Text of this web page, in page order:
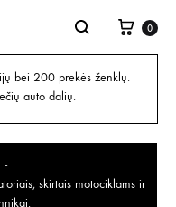
0
bei 200 prekės ženklų.
auto dalių.
skirtais motociklams ir